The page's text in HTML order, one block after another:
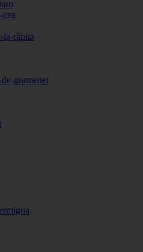
la-ràpita
gramenet